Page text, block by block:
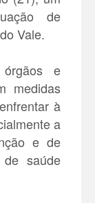
de
Vale.
e
medidas
à
a
e de
de saúde